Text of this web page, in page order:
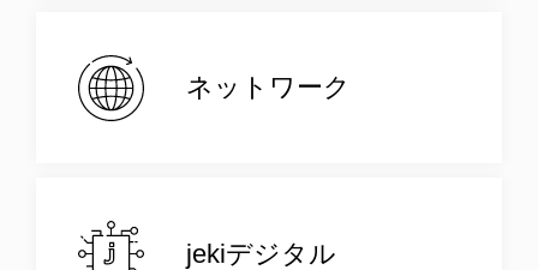
ネットワーク
jekiデジタル